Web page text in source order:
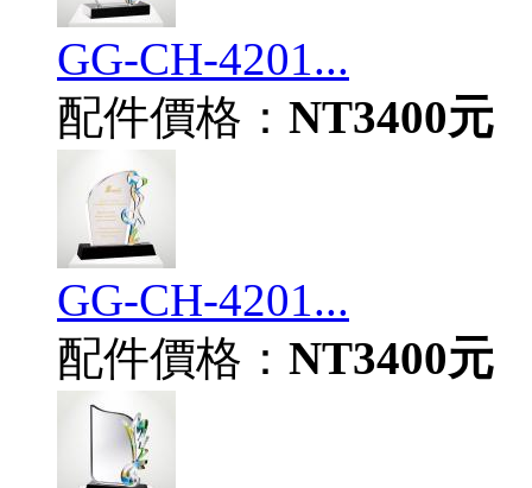
GG-CH-4201...
配件價格： NT3400元
GG-CH-4201...
配件價格： NT3400元